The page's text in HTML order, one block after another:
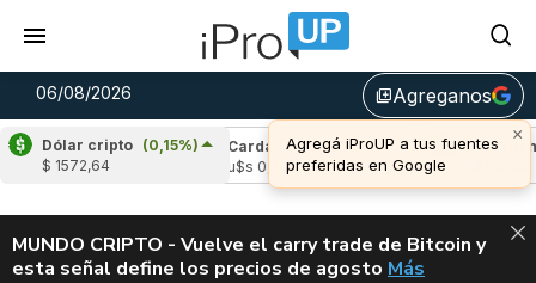
06/08/2026 library_addAgreganos
×
Agregá iProUP a tus fuentes
preferidas en Google
Dólar cripto (0,15%)
$ 1572,64
(-3,27%)
Cardano
(5,93%)
u$s 0,20
Avalanche
u$s 6,45
ALERTA
MUNDO CRIPTO - Vuelve el carry trade de Bitcoin y
esta señal define los precios de agosto VUELVE EL
Más